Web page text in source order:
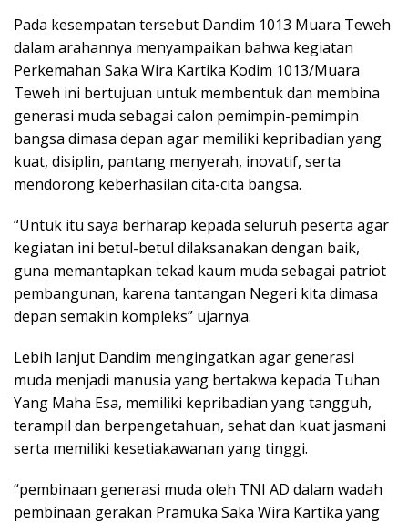
Pada kesempatan tersebut Dandim 1013 Muara Teweh
dalam arahannya menyampaikan bahwa kegiatan
Perkemahan Saka Wira Kartika Kodim 1013/Muara
Teweh ini bertujuan untuk membentuk dan membina
generasi muda sebagai calon pemimpin-pemimpin
bangsa dimasa depan agar memiliki kepribadian yang
kuat, disiplin, pantang menyerah, inovatif, serta
mendorong keberhasilan cita-cita bangsa.
“Untuk itu saya berharap kepada seluruh peserta agar
kegiatan ini betul-betul dilaksanakan dengan baik,
guna memantapkan tekad kaum muda sebagai patriot
pembangunan, karena tantangan Negeri kita dimasa
depan semakin kompleks” ujarnya.
Lebih lanjut Dandim mengingatkan agar generasi
muda menjadi manusia yang bertakwa kepada Tuhan
Yang Maha Esa, memiliki kepribadian yang tangguh,
terampil dan berpengetahuan, sehat dan kuat jasmani
serta memiliki kesetiakawanan yang tinggi.
“pembinaan generasi muda oleh TNI AD dalam wadah
pembinaan gerakan Pramuka Saka Wira Kartika yang